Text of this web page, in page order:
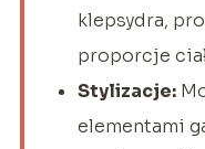
klepsydra,
proporcje
Stylizacje:
elementami